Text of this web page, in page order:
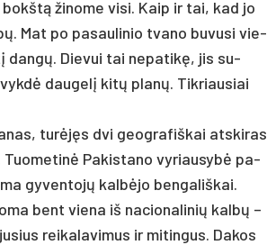
ži­no­me vi­si. Kaip ir tai, kad jo
Mat po pa­sau­li­nio tva­no bu­vu­si vie­
dangų. Die­vui tai ne­pa­tikę, jis su­
dau­gelį kitų planų. Tik­riau­siai
turėjęs dvi geog­ra­fiš­kai at­ski­ras
Tuo­me­tinė Pa­kis­ta­no vy­riau­sybė pa­
gy­ven­tojų kalbė­jo ben­ga­liš­kai.
bent vie­na iš na­cio­na­li­nių kalbų –
rei­ka­la­vi­mus ir mi­tin­gus. Da­kos